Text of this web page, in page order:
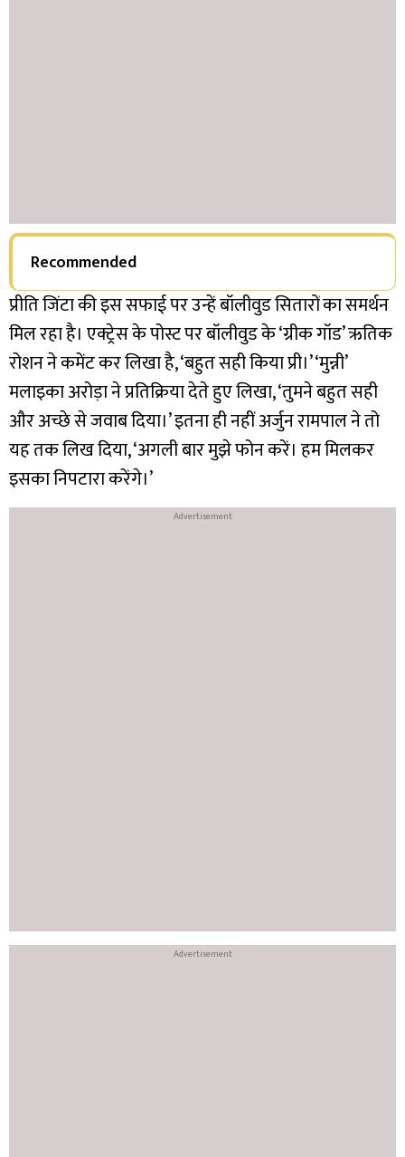
Recommended
प्रीति जिंटा की इस सफाई पर उन्हें बॉलीवुड सितारों का समर्थन
मिल रहा है। एक्ट्रेस के पोस्ट पर बॉलीवुड के ‘ग्रीक गॉड’ ऋतिक
रोशन ने कमेंट कर लिखा है, ‘बहुत सही किया प्री।’ ‘मुन्नी’
मलाइका अरोड़ा ने प्रतिक्रिया देते हुए लिखा, ‘तुमने बहुत सही
और अच्छे से जवाब दिया।’ इतना ही नहीं अर्जुन रामपाल ने तो
यह तक लिख दिया, ‘अगली बार मुझे फोन करें। हम मिलकर
इसका निपटारा करेंगे।’